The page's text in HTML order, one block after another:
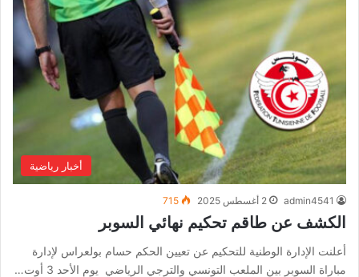
أخبار رياضية
admin4541 2 أغسطس 2025 715
الكشف عن طاقم تحكيم نهائي السوبر
أعلنت الإدارة الوطنية للتحكيم عن تعيين الحكم حسام بولعراس لإدارة
مباراة السوبر بين الملعب التونسي والترجي الرياضي يوم الأحد 3 أوت…